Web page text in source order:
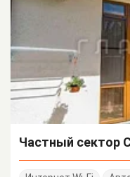
Частный сектор